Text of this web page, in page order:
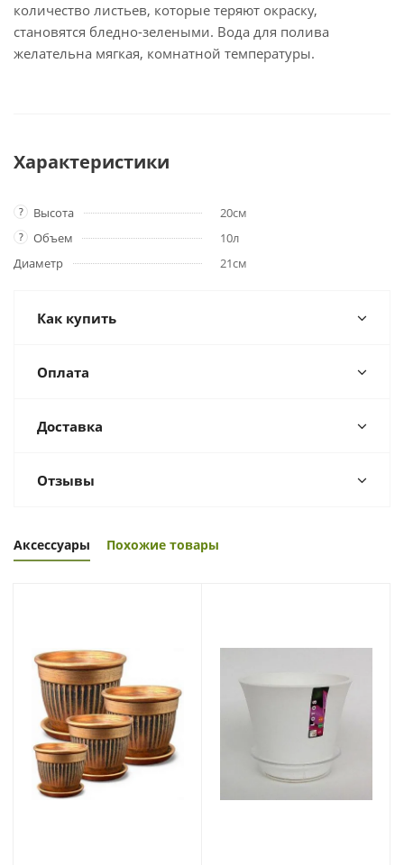
количество листьев, которые теряют окраску,
становятся бледно-зелеными. Вода для полива
желательна мягкая, комнатной температуры.
Характеристики
? Высота 20см
? Объем
10л
Диаметр
21см
Как купить
Оплата
Доставка
Отзывы
Аксессуары Похожие товары